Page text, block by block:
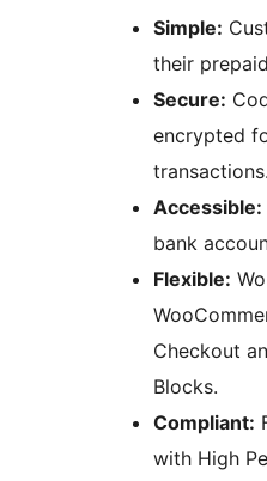
Simple:
their
Secure:
encrypted
transactions.
Accessible:
bank
Flexible:
Checkout
Blocks.
Compliant:
with High